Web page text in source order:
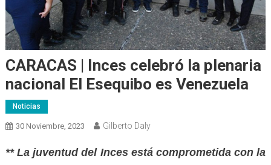
CARACAS | Inces celebró la plenaria
nacional El Esequibo es Venezuela
Noticias
30 Noviembre, 2023 Gilberto Daly
** La juventud del Inces está comprometida con la